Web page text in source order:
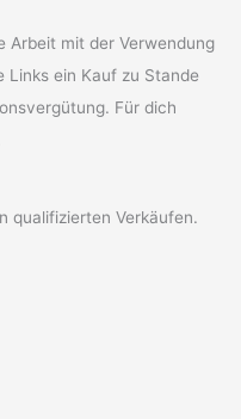
Arbeit mit der Verwendung
Links ein Kauf zu Stande
Für dich
qualifizierten Verkäufen.